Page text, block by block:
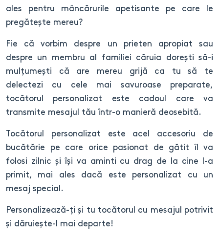
ales pentru mâncărurile apetisante pe care le
pregătește mereu?
Fie că vorbim despre un prieten apropiat sau
despre un membru al familiei căruia dorești să-i
mulțumești că are mereu grijă ca tu să te
delectezi cu cele mai savuroase preparate,
tocătorul personalizat este cadoul care va
transmite mesajul tău într-o manieră deosebită.
Tocătorul personalizat este acel accesoriu de
bucătărie pe care orice pasionat de gătit îl va
folosi zilnic și își va aminti cu drag de la cine l-a
primit, mai ales dacă este personalizat cu un
mesaj special.
Personalizează-ți și tu tocătorul cu mesajul potrivit
și dăruiește-l mai departe!